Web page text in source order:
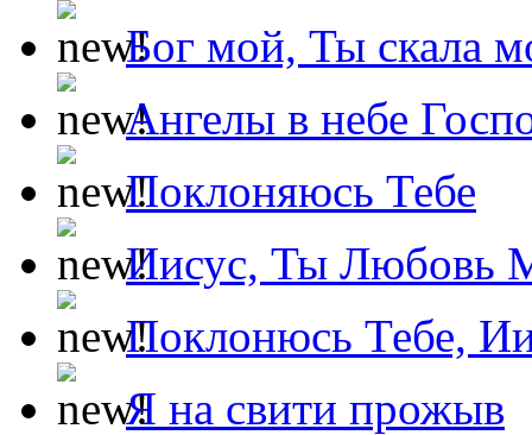
Бог мой, Ты скала
Ангелы в небе
Поклоняюсь Тебе
Иисус, Ты Любовь
Поклонюсь Тебе,
Я на свити прожыв